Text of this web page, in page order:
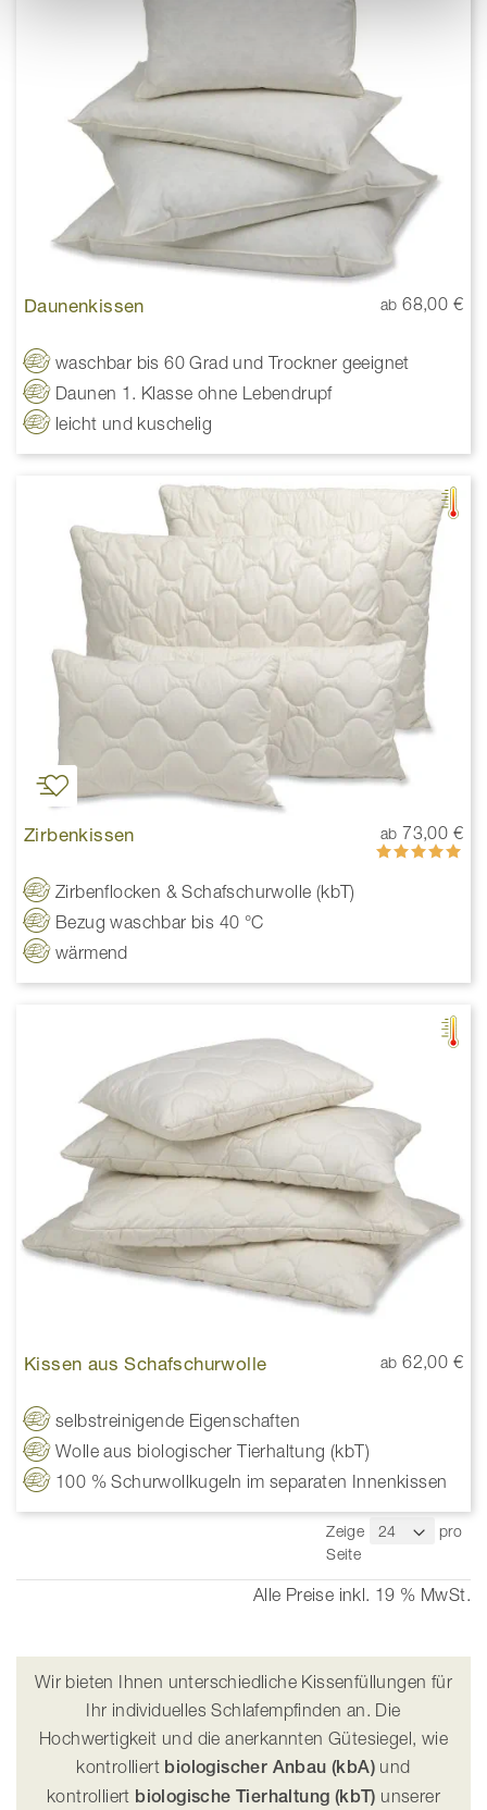
Daunenkissen ab68,00 €
waschbar bis 60 Grad und Trockner geeignet
Daunen 1. Klasse ohne Lebendrupf
leicht und kuschelig
Zirbenkissen ab73,00 €
Bewertung:
100%
Zirbenflocken & Schafschurwolle (kbT)
Bezug waschbar bis 40 °C
wärmend
Kissen aus Schafschurwolle ab62,00 €
selbstreinigende Eigenschaften
Wolle aus biologischer Tierhaltung (kbT)
100 % Schurwollkugeln im separaten Innenkissen
Zeige
pro
Seite
Alle Preise inkl. 19 % MwSt.
Wir bieten Ihnen unterschiedliche Kissenfüllungen für
Ihr individuelles Schlafempfinden an. Die
Hochwertigkeit und die anerkannten Gütesiegel, wie
kontrolliert biologischer Anbau (kbA) und
kontrolliert biologische Tierhaltung (kbT) unserer